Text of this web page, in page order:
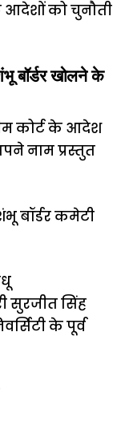
आदेशों को चुनौती
खोलने के
कोर्ट के आदेश
नाम प्रस्तुत
बॉर्डर कमेटी
सुरजीत सिंह
के पूर्व